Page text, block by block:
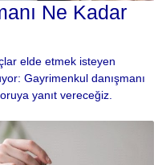
Ne Kadar
elde etmek isteyen
Gayrimenkul danışmanı
yanıt vereceğiz.